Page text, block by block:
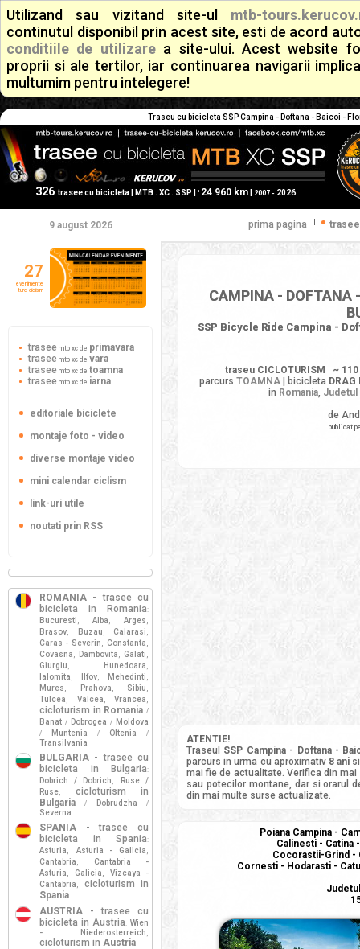
Utilizand sau vizitand site-ul mtb-
continutul disponibil prin acest site, esti de acord
conditiile de utilizarea site-ului. Acest website
proprii si ale tertilor, iar continuarea navigarii
multumim pentru intelegere!
Traseu cu bicicleta SSP Campina - Doftana - Baicoi -
326 trasee cu bicicleta | MTB . XC . SSP | + 24 960 km| 2007 - 2026
9 august 2026 prima pagina
CAMPINA - DOFTANA
SSP Bicycle Ride Campina -
traseu CICLOTURISM
~
parcurs TOAMNA | bicicleta
in Romania, Judetul
de
publicat
ATENTIE!
Traseul SSP Campina - Doftana -
parcurs in urma cu aproximativ 8 ani
mai fie de actualitate. Verifica din
sau potecilor montane, dar si orarul
din mai multe surse actualizate.
Poiana Campina -
Calinesti - Catina
Cocorastii-Grind -
Cornesti - Hodarasti -
27
evenimente
ture ciclism
trasee mtb xc de primavara
trasee mtb xc de vara
trasee mtb xc de toamna
trasee mtb xc de iarna
editoriale biciclete
montaje foto - video
diverse montaje video
mini calendar ciclism
link-uri utile
noutati prin RSS
ROMANIA - trasee cu
bicicleta in Romania:
Bucuresti , Alba , Arges ,
Brasov, Buzau , Calarasi ,
Caras - Severin , Constanta ,
Covasna , Dambovita , Galati ,
Giurgiu , Hunedoara ,
Ialomita , Ilfov, Mehedinti ,
Mures , Prahova , Sibiu ,
Tulcea , Valcea , Vrancea ,
cicloturism in Romania /
Banat / Dobrogea / Moldova
/ Muntenia / Oltenia /
Transilvania
BULGARIA - trasee cu
bicicleta in Bulgaria:
Dobrich / Dobrich ,
Ruse /
Ruse,
cicloturism in
Bulgaria
/ Dobrudzha /
Severna
SPANIA - trasee cu
bicicleta in Spania:
Asturia , Asturia - Galicia ,
Cantabria ,
Cantabria -
Asturia , Galicia ,
Vizcaya -
Cantabria ,
cicloturism in
Spania
AUSTRIA - trasee cu
bicicleta in Austria: Wien
- Niederosterreich ,
cicloturism in Austria